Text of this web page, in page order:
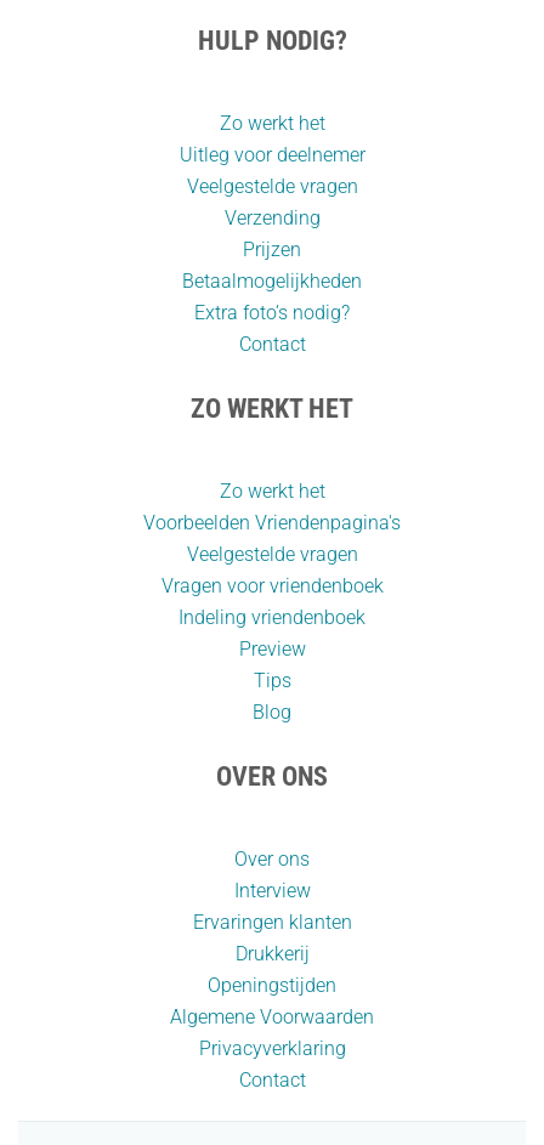
HULP NODIG?
Zo werkt het
Uitleg voor deelnemer
Veelgestelde vragen
Verzending
Prijzen
Betaalmogelijkheden
Extra foto’s nodig?
Contact
ZO WERKT HET
Zo werkt het
Voorbeelden Vriendenpagina's
Veelgestelde vragen
Vragen voor vriendenboek
Indeling vriendenboek
Preview
Tips
Blog
OVER ONS
Over ons
Interview
Ervaringen klanten
Drukkerij
Openingstijden
Algemene Voorwaarden
Privacyverklaring
Contact